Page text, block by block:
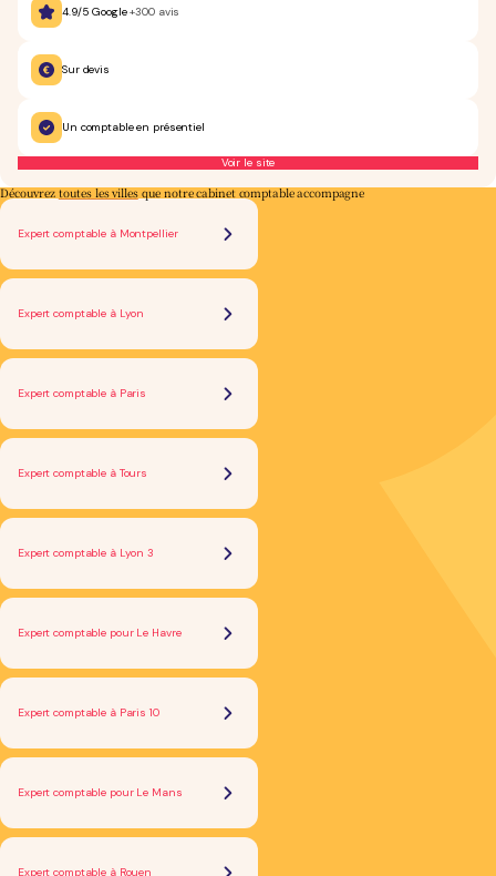
4.9/5 Google+300 avis
Sur devis
Un comptable en présentiel
Voir le site
Découvreztoutes les villesque notre cabinet comptable accompagne
Expert comptable à Montpellier
Expert comptable à Lyon
Expert comptable à Paris
Expert comptable à Tours
Expert comptable à Lyon 3
Expert comptable pour Le Havre
Expert comptable à Paris 10
Expert comptable pour Le Mans
Expert comptable à Rouen